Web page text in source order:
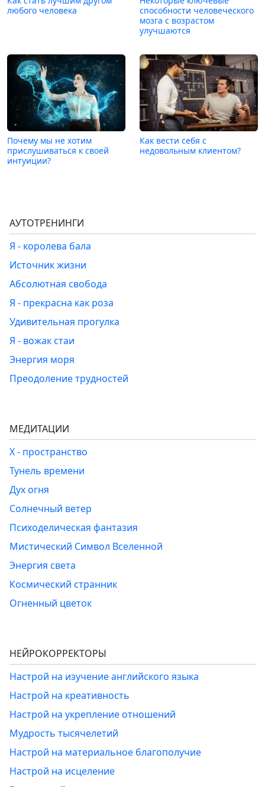
любого человека
способности человеческого
мозга с возрастом
улучшаются
Почему мы не хотим
прислушиваться к своей
интуиции?
Как вести себя с
недовольным клиентом?
АУТОТРЕНИНГИ
Я - королева бала
Источник жизни
Абсолютная свобода
Я - прекрасна как роза
Удивительная прогулка
Я - вожак стаи
Энергия моря
Преодоление трудностей
МЕДИТАЦИИ
Х - пространство
Тунель времени
Дух огня
Солнечный ветер
Психоделическая фантазия
Мистический Символ Вселенной
Энергия света
Космический странник
Огненный цветок
НЕЙРОКОРРЕКТОРЫ
Настрой на изучение английского языка
Настрой на креативность
Настрой на укрепление отношений
Мудрость тысячелетий
Настрой на материальное благополучие
Настрой на исцеление